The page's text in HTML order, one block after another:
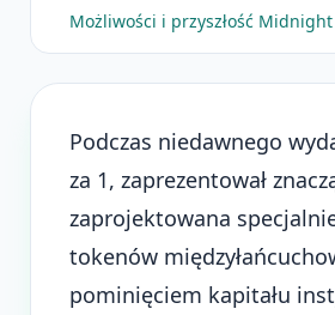
Możliwości i przyszłość Midnight
Podczas niedawnego
za 1, zaprezentował
zaprojektowana
tokenów
pominięciem kapitału